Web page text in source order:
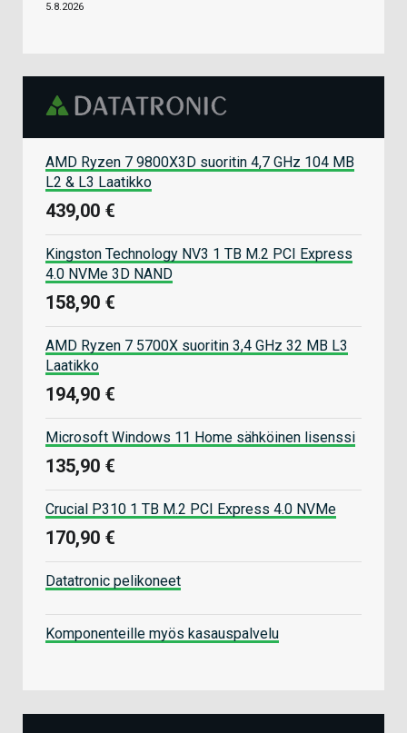
5.8.2026
AMD Ryzen 7 9800X3D suoritin 4,7 GHz 104 MB
L2 & L3 Laatikko
439,00 €
Kingston Technology NV3 1 TB M.2 PCI Express
4.0 NVMe 3D NAND
158,90 €
AMD Ryzen 7 5700X suoritin 3,4 GHz 32 MB L3
Laatikko
194,90 €
Microsoft Windows 11 Home sähköinen lisenssi
135,90 €
Crucial P310 1 TB M.2 PCI Express 4.0 NVMe
170,90 €
Datatronic pelikoneet
Komponenteille myös kasauspalvelu